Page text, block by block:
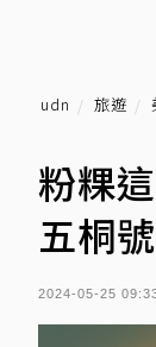
udn 旅遊
粉粿
五桐
2024-05-25